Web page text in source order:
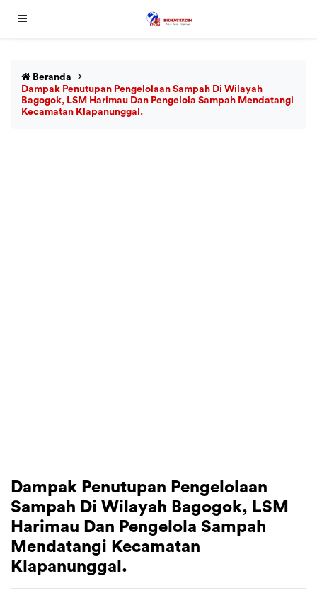
Beranda
Dampak Penutupan Pengelolaan Sampah Di Wilayah
Bagogok, LSM Harimau Dan Pengelola Sampah Mendatangi
Kecamatan Klapanunggal.
Dampak Penutupan Pengelolaan
Sampah Di Wilayah Bagogok, LSM
Harimau Dan Pengelola Sampah
Mendatangi Kecamatan
Klapanunggal.